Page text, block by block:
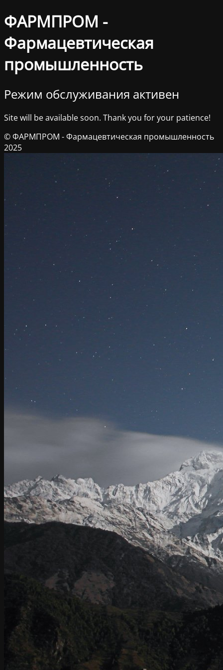
ФАРМПРОМ -
Фармацевтическая
промышленность
Режим обслуживания активен
Site will be available soon. Thank you for your patience!
© ФАРМПРОМ - Фармацевтическая промышленность
2025